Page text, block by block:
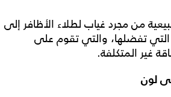
من مجرد غياب لطلاء الأظافر إلى
التي تفضلها، والتي تقوم على
غير المتكلفة.
لون